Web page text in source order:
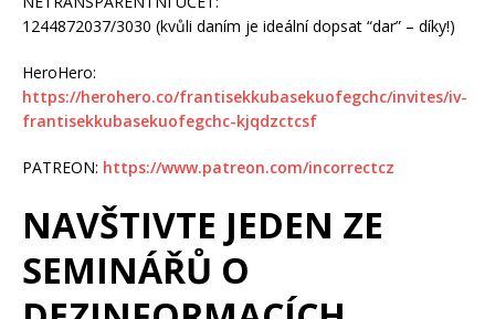
1244872037/3030 (kvůli daním je ideální dopsat “dar” – díky!)
HeroHero:
https://herohero.co/frantisekkubasekuofegchc/invites/iv-
frantisekkubasekuofegchc-kjqdzctcsf
PATREON: https://www.patreon.com/incorrectcz
NAVŠTIVTE JEDEN ZE
SEMINÁŘŮ O